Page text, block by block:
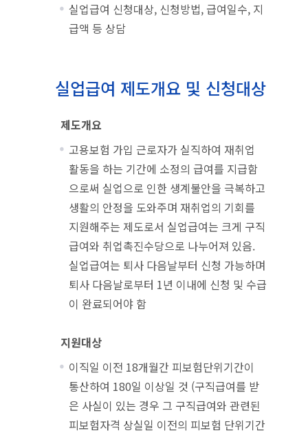
실업급여 신청대상, 신청방법, 급여일수, 지
급액 등 상담
실업급여 제도개요 및 신청대상
제도개요
고용보험 가입 근로자가 실직하여 재취업
활동을 하는 기간에 소정의 급여를 지급함
으로써 실업으로 인한 생계불안을 극복하고
생활의 안정을 도와주며 재취업의 기회를
지원해주는 제도로서 실업급여는 크게 구직
급여와 취업촉진수당으로 나누어져 있음.
실업급여는 퇴사 다음날부터 신청 가능하며
퇴사 다음날로부터 1년 이내에 신청 및 수급
이 완료되어야 함
지원대상
이직일 이전 18개월간 피보험단위기간이
통산하여 180일 이상일 것 (구직급여를 받
은 사실이 있는 경우 그 구직급여와 관련된
피보험자격 상실일 이전의 피보험 단위기간